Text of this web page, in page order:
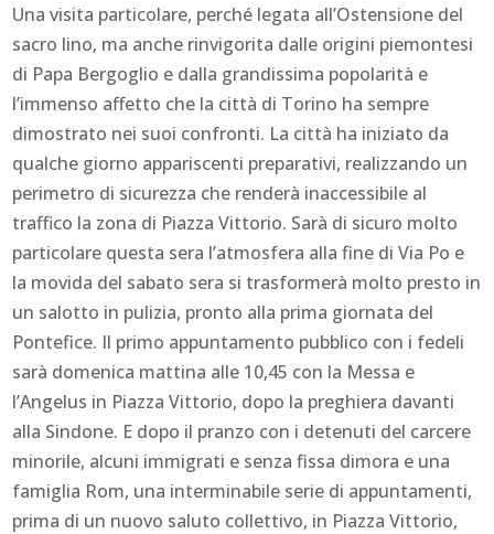
Una visita particolare, perché legata all’Ostensione del
sacro lino, ma anche rinvigorita dalle origini piemontesi
di Papa Bergoglio e dalla grandissima popolarità e
l’immenso affetto che la città di Torino ha sempre
dimostrato nei suoi confronti. La città ha iniziato da
qualche giorno appariscenti preparativi, realizzando un
perimetro di sicurezza che renderà inaccessibile al
traffico la zona di Piazza Vittorio. Sarà di sicuro molto
particolare questa sera l’atmosfera alla fine di Via Po e
la movida del sabato sera si trasformerà molto presto in
un salotto in pulizia, pronto alla prima giornata del
Pontefice. Il primo appuntamento pubblico con i fedeli
sarà domenica mattina alle 10,45 con la Messa e
l’Angelus in Piazza Vittorio, dopo la preghiera davanti
alla Sindone. E dopo il pranzo con i detenuti del carcere
minorile, alcuni immigrati e senza fissa dimora e una
famiglia Rom, una interminabile serie di appuntamenti,
prima di un nuovo saluto collettivo, in Piazza Vittorio,